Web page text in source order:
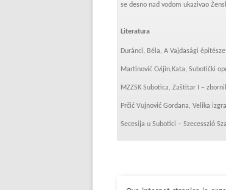
se desno nad vodom ukazivao
Literatura
Duránci, Béla, A Vajdasági
Martinović Cvijin,Kata, Subotički
MZZSK Subotica, Zaštitar I –
Prčić Vujnović Gordana, Velika
Secesija u Subotici – Szecesszió